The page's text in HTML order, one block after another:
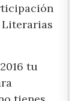
Literarias
tu